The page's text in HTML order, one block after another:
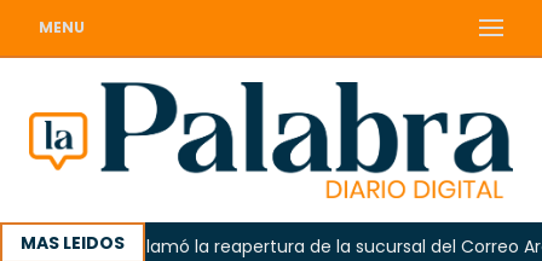
MENU
MAS LEIDOS
Odarda reclamó la reapertura de la sucursal del Correo